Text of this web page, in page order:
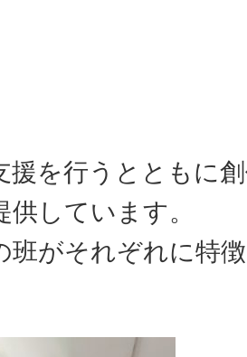
援を行うとともに
しています。
班がそれぞれに特